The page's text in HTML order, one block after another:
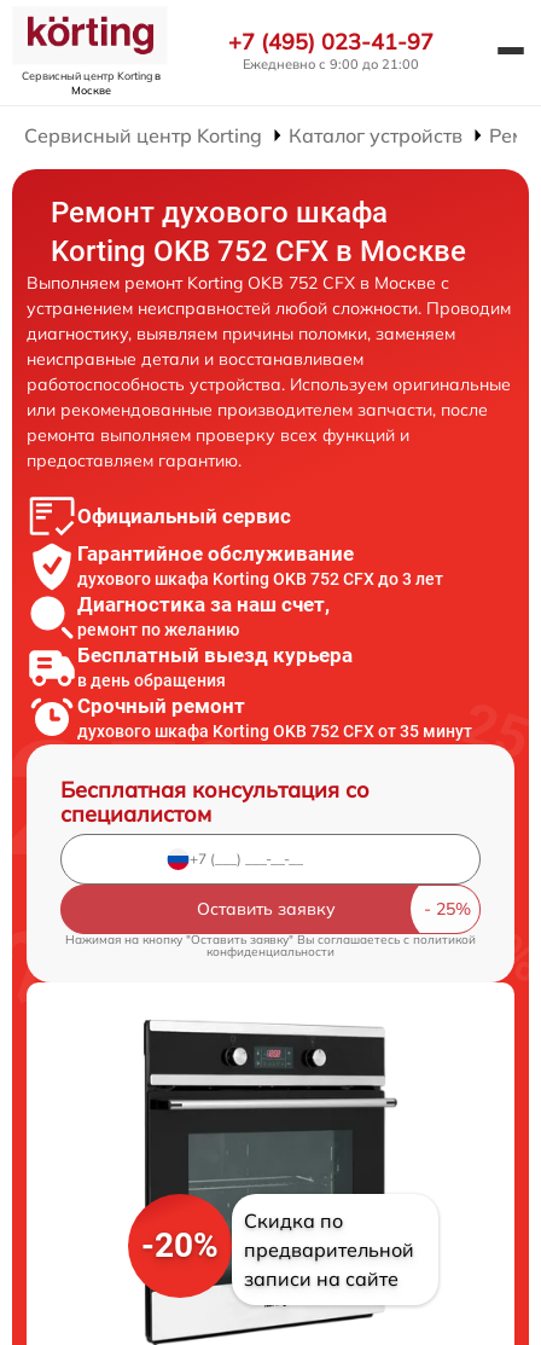
Сервисный центр Kortingв
Москве
+7 (495) 023-41-97
Ежедневно с 9:00 до 21:00
Сервисный центр Korting Каталог устройств
Ремонт духового шкафа
Korting OKB 752 CFX в Москве
Выполняем ремонт Korting OKB 752 CFX в Москве с
устранением неисправностей любой сложности. Проводим
диагностику, выявляем причины поломки, заменяем
неисправные детали и восстанавливаем
работоспособность устройства. Используем оригинальные
или рекомендованные производителем запчасти, после
ремонта выполняем проверку всех функций и
предоставляем гарантию.
Официальный сервис
Гарантийное обслуживание
духового шкафа Korting OKB 752 CFX до 3 лет
Диагностика за наш счет,
ремонт по желанию
Бесплатный выезд курьера
в день обращения
Срочный ремонт
духового шкафа Korting OKB 752 CFX от 35 минут
Бесплатная консультация со
специалистом
Оставить заявку
Нажимая на кнопку "Оставить заявку" Вы соглашаетесь cполитикой
конфиденциальности
-20%
Скидка по
предварительной
записи на сайте